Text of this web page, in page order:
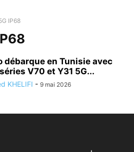
IP68
débarque en Tunisie avec
V70 et Y31 5G...
KHELIFI - 9 mai 2026